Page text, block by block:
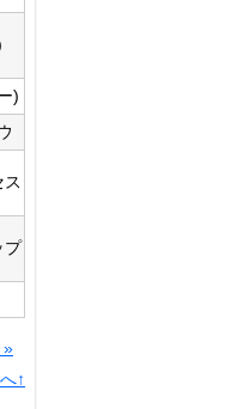
)
プ
»
↑